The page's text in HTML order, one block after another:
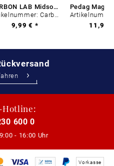
CARBON LAB Midsole Cleaner
9,99 € *
11,99
Hotline:
600 0
- 16:00 Uhr
Vorkasse